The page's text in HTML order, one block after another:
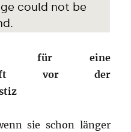
für eine
vor der
sie schon länger